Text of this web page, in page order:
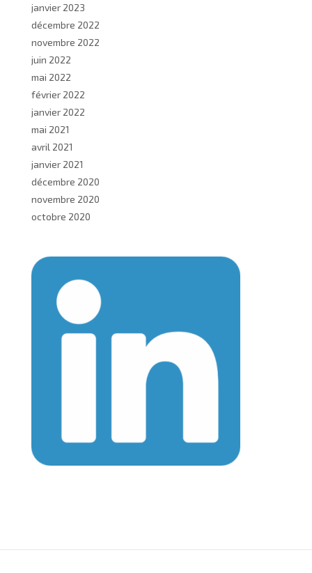
janvier 2023
décembre 2022
novembre 2022
juin 2022
mai 2022
février 2022
janvier 2022
mai 2021
avril 2021
janvier 2021
décembre 2020
novembre 2020
octobre 2020